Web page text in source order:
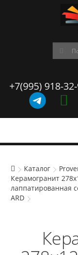
+7(995) 918-
Каталог
Керамогранит
лаппатированная
ARD